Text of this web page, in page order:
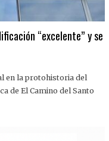
“excelente” y se
en la protohistoria del
de El Camino del Santo